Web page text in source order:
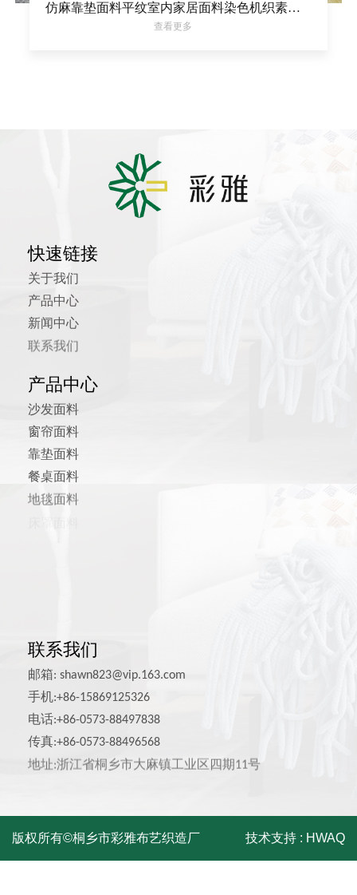
仿麻靠垫面料平纹室内家居面料染色机织素色布
查看更多
快速链接
关于我们
产品中心
新闻中心
联系我们
产品中心
沙发面料
窗帘面料
靠垫面料
餐桌面料
地毯面料
联系我们
邮箱: shawn823@vip.163.com
手机:+86-15869125326
电话:+86-0573-88497838
传真:+86-0573-88496568
地址:浙江省桐乡市大麻镇工业区四期11号
版权所有©桐乡市彩雅布艺织造厂 技术支持 : HWAQ